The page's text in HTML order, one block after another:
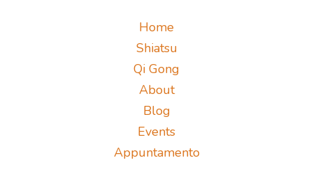
Home
Shiatsu
Qi Gong
About
Blog
Events
Appuntamento